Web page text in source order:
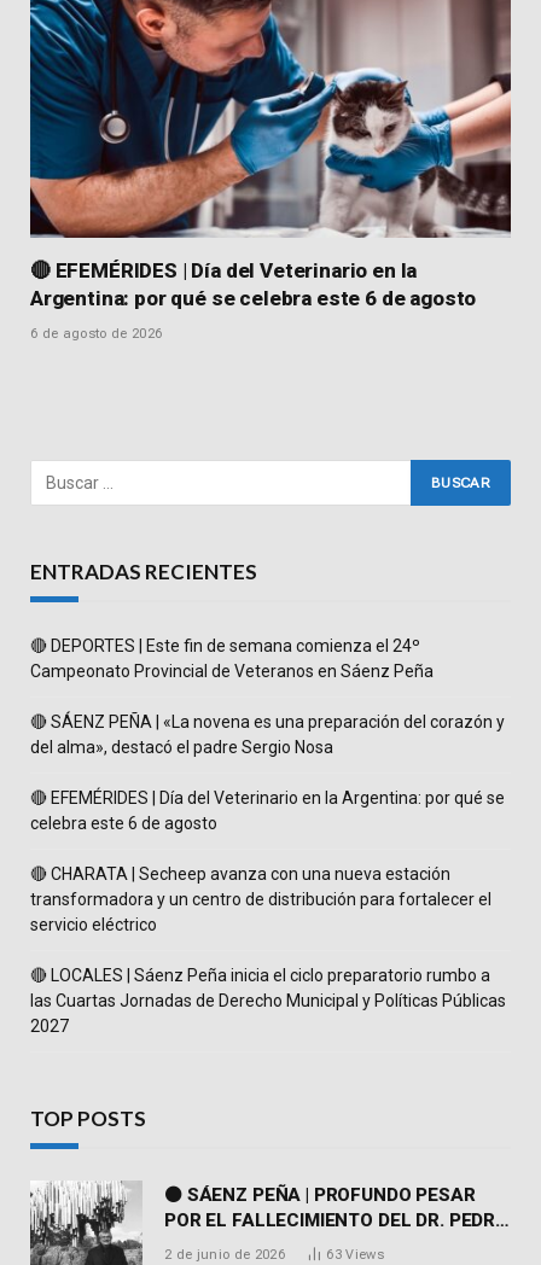
🔴 EFEMÉRIDES | Día del Veterinario en la
Argentina: por qué se celebra este 6 de agosto
6 de agosto de 2026
ENTRADAS RECIENTES
🔴 DEPORTES | Este fin de semana comienza el 24º
Campeonato Provincial de Veteranos en Sáenz Peña
🔴 SÁENZ PEÑA | «La novena es una preparación del corazón y
del alma», destacó el padre Sergio Nosa
🔴 EFEMÉRIDES | Día del Veterinario en la Argentina: por qué se
celebra este 6 de agosto
🔴 CHARATA | Secheep avanza con una nueva estación
transformadora y un centro de distribución para fortalecer el
servicio eléctrico
🔴 LOCALES | Sáenz Peña inicia el ciclo preparatorio rumbo a
las Cuartas Jornadas de Derecho Municipal y Políticas Públicas
2027
TOP POSTS
⚫ SÁENZ PEÑA | PROFUNDO PESAR
POR EL FALLECIMIENTO DEL DR. PEDRO
MARTORELL
2 de junio de 2026 63Views